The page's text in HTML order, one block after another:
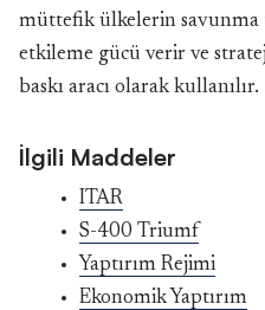
müttefik ülkelerin savunma
etkileme gücü verir ve
baskı aracı olarak kullanılır.
İlgili Maddeler
ITAR
S-400 Triumf
Yaptırım Rejimi
Ekonomik Yaptırım